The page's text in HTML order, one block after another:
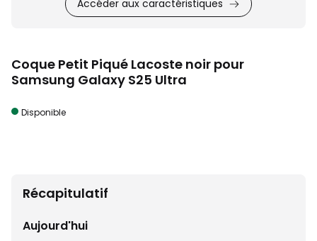
Accéder aux caractéristiques
Coque Petit Piqué Lacoste noir pour
Samsung Galaxy S25 Ultra
Disponible
Récapitulatif
Aujourd'hui